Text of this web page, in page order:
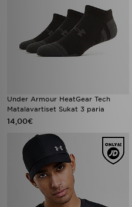
Under Armour HeatGear Tech
Matalavartiset Sukat 3 paria
14,00€